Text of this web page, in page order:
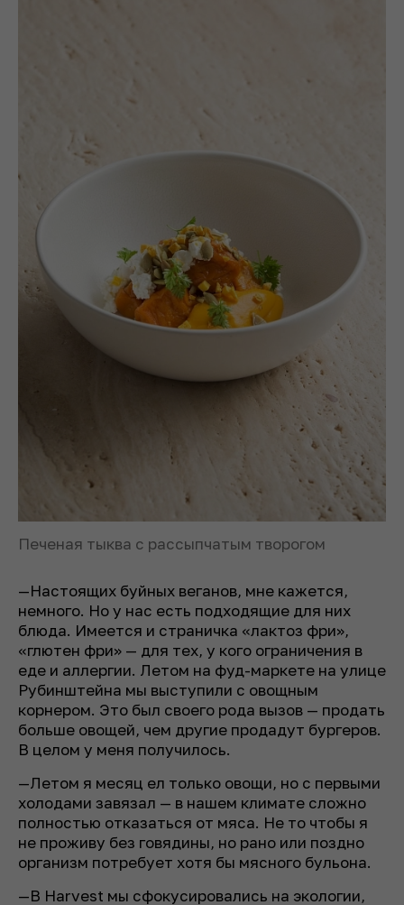
Печеная тыква с рассыпчатым творогом
—Настоящих буйных веганов, мне кажется,
немного. Но у нас есть подходящие для них
блюда. Имеется и страничка «лактоз фри»,
«глютен фри» — для тех, у кого ограничения в
еде и аллергии. Летом на фуд-маркете на улице
Рубинштейна мы выступили с овощным
корнером. Это был своего рода вызов — продать
больше овощей, чем другие продадут бургеров.
В целом у меня получилось.
—Летом я месяц ел только овощи, но с первыми
холодами завязал — в нашем климате сложно
полностью отказаться от мяса. Не то чтобы я
не проживу без говядины, но рано или поздно
организм потребует хотя бы мясного бульона.
—В Harvest мы сфокусировались на экологии,